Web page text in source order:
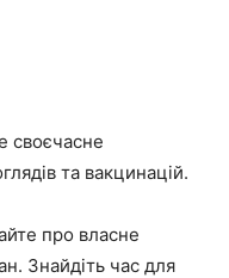
своєчасне
та вакцинацій.
про власне
Знайдіть час для